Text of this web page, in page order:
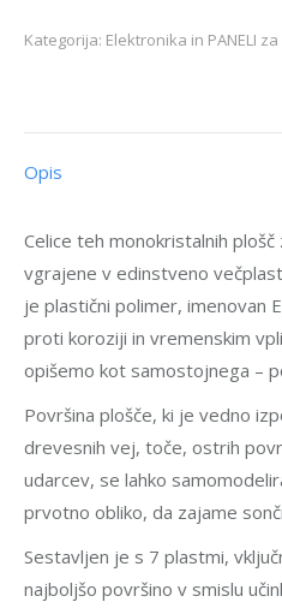
Kategorija: Elektronika in PANELI
Opis
Celice teh monokristalnih
vgrajene v edinstveno
je plastični polimer, imenovan
proti koroziji in vremenskim
opišemo kot samostojnega –
Površina plošče, ki je vedno
drevesnih vej, toče, ostrih
udarcev, se lahko
prvotno obliko, da zajame
Sestavljen je s 7 plastmi,
najboljšo površino v smislu